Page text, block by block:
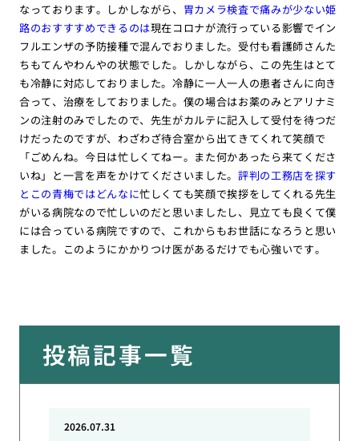
なっております。しかしながら、 胃カメラ検査で痛みが少ない姫
路のおすすすめできるのは現在コロナが流行っている影響でイン
フルエンザの予防接種で混んでおりました。受付も看護師さんた
ちもてんやわんやの状態でした。しかしながら、この先生はとて
も冷静に対応しておりました。冷静に一人一人の患者さんに向き
合って、治療をしておりました。僕の場合はお薬のみとアリナミ
ンの注射のみでしたので、先生がカルテに記入して受付を待つだ
けだったのですが、わざわざ待合室から出てきてくれて笑顔で
「ごめんね。今日は忙しくてねー。また何かあったら来てくださ
いね」と一言を声をかけてくださいました。評判の工務店を探す
とこの青梅ではどんなに忙しくても笑顔で挨拶をしてくれる先生
がいる病院なので忙しいのだと思いましたし、見立ても良くて僕
には合っている病院ですので、これからもお世話になろうと思い
ました。このようにかかりつけ医があるだけでも心強いです。
投稿記事一覧
2026.07.31